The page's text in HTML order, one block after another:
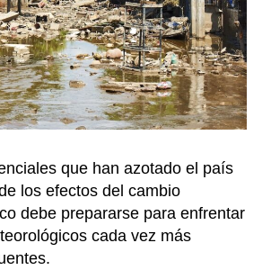
que han azotado el país
los efectos del cambio
debe prepararse para enfrentar
cada vez más